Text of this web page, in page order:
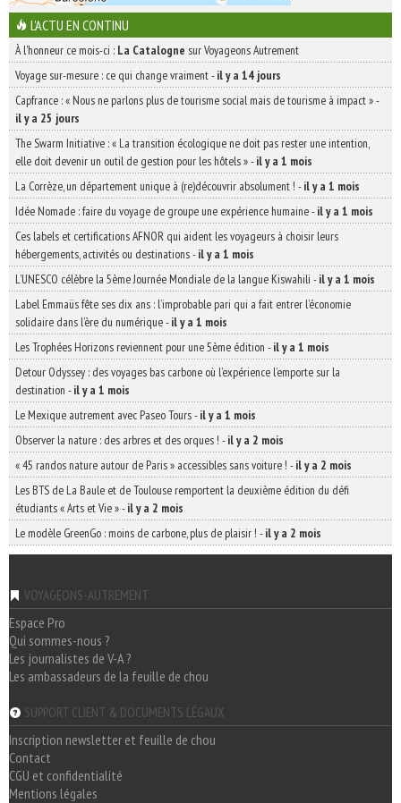
L'ACTU EN CONTINU
À l'honneur ce mois-ci : La Catalogne sur Voyageons Autrement
Voyage sur-mesure : ce qui change vraiment-il y a 14 jours
Capfrance : « Nous ne parlons plus de tourisme social mais de tourisme à impact »-
il y a 25 jours
The Swarm Initiative : « La transition écologique ne doit pas rester une intention,
elle doit devenir un outil de gestion pour les hôtels »-il y a 1 mois
La Corrèze, un département unique à (re)découvrir absolument ! -il y a 1 mois
Idée Nomade : faire du voyage de groupe une expérience humaine-il y a 1 mois
Ces labels et certifications AFNOR qui aident les voyageurs à choisir leurs
hébergements, activités ou destinations-il y a 1 mois
L’UNESCO célèbre la 5ème Journée Mondiale de la langue Kiswahili -il y a 1 mois
Label Emmaüs fête ses dix ans : l’improbable pari qui a fait entrer l’économie
solidaire dans l’ère du numérique-il y a 1 mois
Les Trophées Horizons reviennent pour une 5ème édition -il y a 1 mois
Detour Odyssey : des voyages bas carbone où l’expérience l’emporte sur la
destination -il y a 1 mois
Le Mexique autrement avec Paseo Tours-il y a 1 mois
Observer la nature : des arbres et des orques ! -il y a 2 mois
« 45 randos nature autour de Paris » accessibles sans voiture ! -il y a 2 mois
Les BTS de La Baule et de Toulouse remportent la deuxième édition du défi
étudiants « Arts et Vie »-il y a 2 mois
Le modèle GreenGo : moins de carbone, plus de plaisir ! -il y a 2 mois
VOYAGEONS-AUTREMENT
Espace Pro
Qui sommes-nous ?
Les journalistes de V-A ?
Les ambassadeurs de la feuille de chou
SUPPORT CLIENT & DOCUMENTS LÉGAUX
Inscription newsletter et feuille de chou
Contact
CGU et confidentialité
Mentions légales